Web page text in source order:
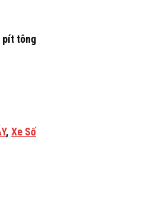
pít tông
, Xe Số